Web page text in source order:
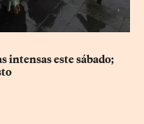
intensas este sábado;